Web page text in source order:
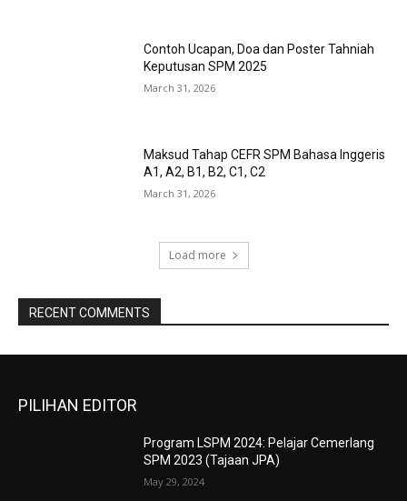
Contoh Ucapan, Doa dan Poster Tahniah
Keputusan SPM 2025
March 31, 2026
Maksud Tahap CEFR SPM Bahasa Inggeris
A1, A2, B1, B2, C1, C2
March 31, 2026
Load more
RECENT COMMENTS
PILIHAN EDITOR
Program LSPM 2024: Pelajar Cemerlang
SPM 2023 (Tajaan JPA)
May 29, 2024